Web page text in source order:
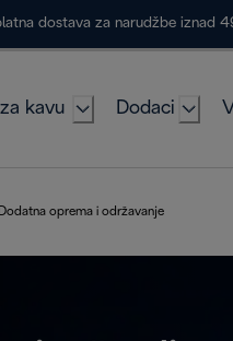
dostava za narudžbe iznad
kavu Dodaci
oprema i održavanje